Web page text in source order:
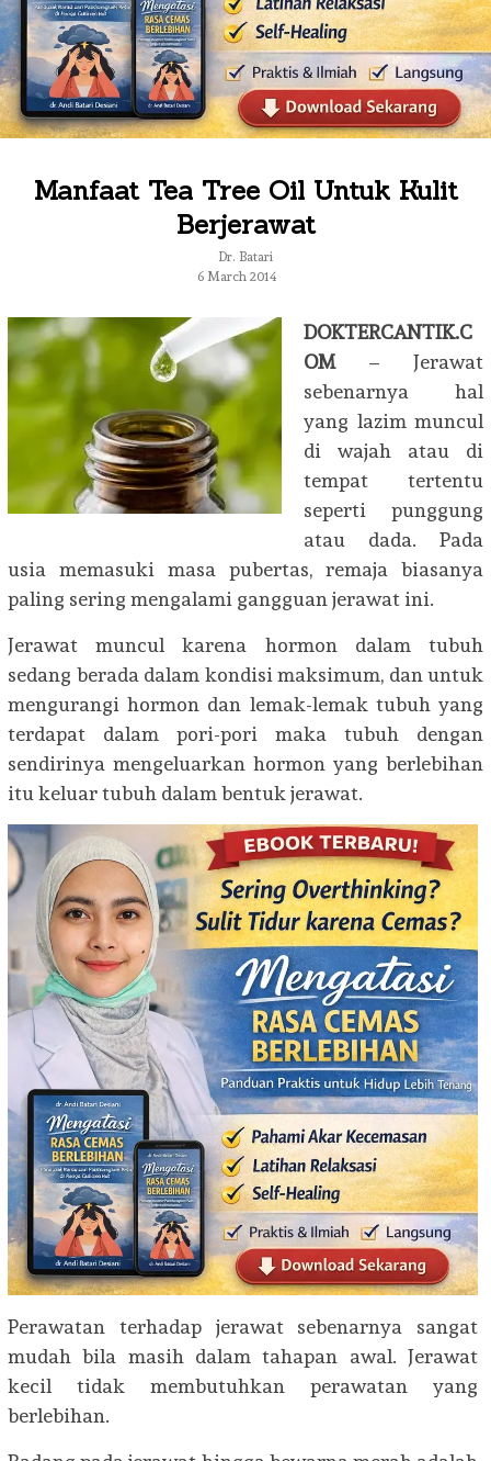
Manfaat Tea Tree Oil Untuk Kulit
Berjerawat
Dr. Batari
6 March 2014
DOKTERCANTIK.C
OM– Jerawat
sebenarnya hal
yang lazim muncul
di wajah atau di
tempat tertentu
seperti punggung
atau dada. Pada
usia memasuki masa pubertas, remaja biasanya
paling sering mengalami gangguan jerawat ini.
Jerawat muncul karena hormon dalam tubuh
sedang berada dalam kondisi maksimum, dan untuk
mengurangi hormon dan lemak-lemak tubuh yang
terdapat dalam pori-pori maka tubuh dengan
sendirinya mengeluarkan hormon yang berlebihan
itu keluar tubuh dalam bentuk jerawat.
Perawatan terhadap jerawat sebenarnya sangat
mudah bila masih dalam tahapan awal. Jerawat
kecil tidak membutuhkan perawatan yang
berlebihan.